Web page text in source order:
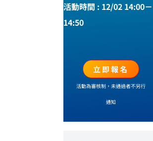
活動時間 : 12/02 14:00－
14:50
立即報名
活動為審核制，未通過者不另行
通知